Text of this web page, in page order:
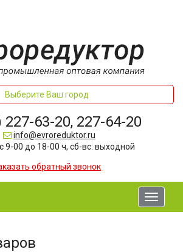
Выберите Ваш город
63-20, 227-64-20
info@evroreduktor.ru
9-00 до 18-00 ч, сб-вс: выходной
обратный звонок
Toggle